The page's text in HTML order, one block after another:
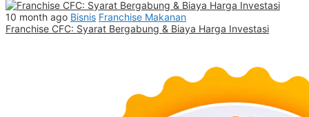
10 month ago Bisnis Franchise Makanan
Franchise CFC: Syarat Bergabung & Biaya Harga Investasi